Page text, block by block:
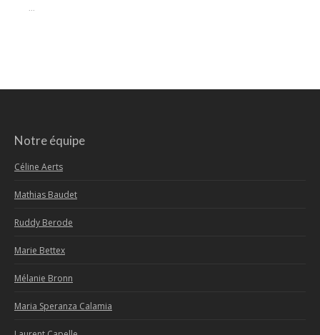
...
Notre équipe
Céline Aerts
Mathias Baudet
Ruddy Berode
Marie Bettex
Mélanie Bronn
Maria Speranza Calamia